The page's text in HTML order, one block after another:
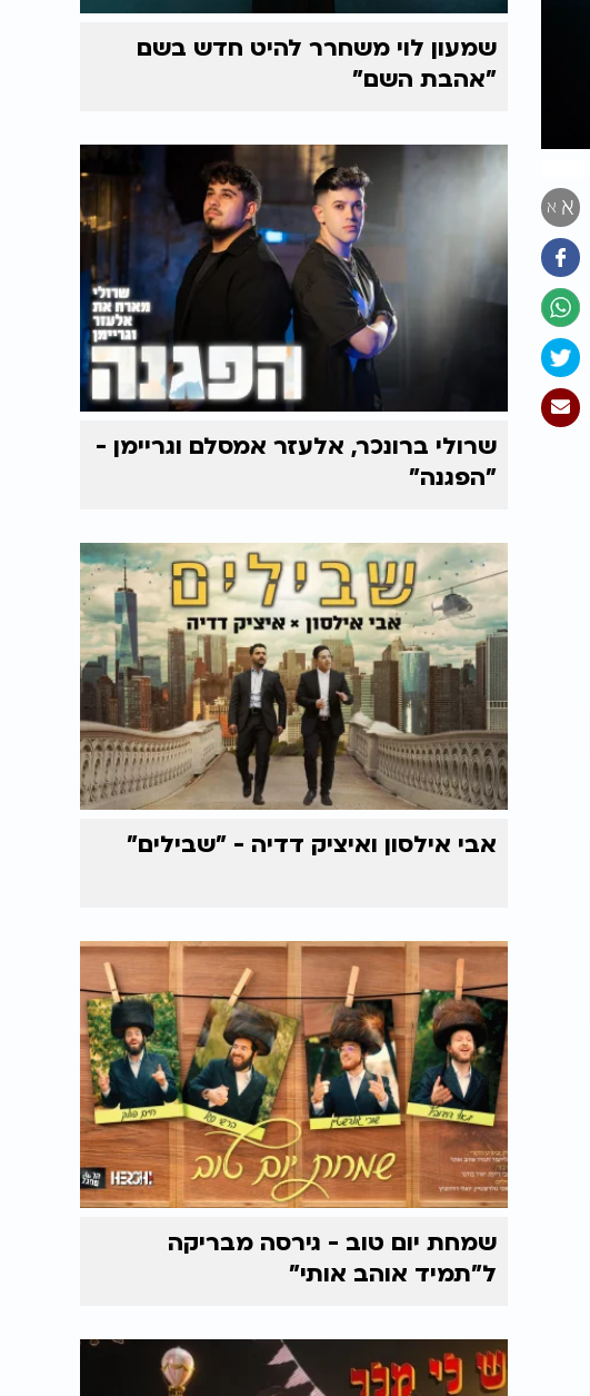
א א
שמעון לוי משחרר להיט חדש בשם
"אהבת השם"
שרולי ברונכר, אלעזר אמסלם וגריימן -
"הפגנה"
אבי אילסון ואיציק דדיה - "שבילים"
שמחת יום טוב - גירסה מבריקה
ל"תמיד אוהב אותי"